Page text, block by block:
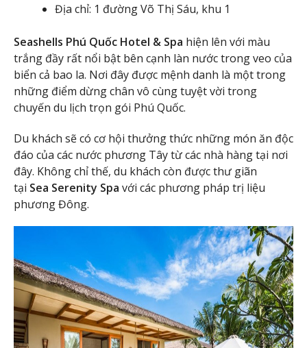
Địa chỉ: 1 đường Võ Thị Sáu, khu 1
Seashells Phú Quốc Hotel & Spa hiện lên với màu
trắng đầy rất nổi bật bên cạnh làn nước trong veo của
biển cả bao la. Nơi đây được mệnh danh là một trong
những điểm dừng chân vô cùng tuyệt vời trong
chuyến du lịch trọn gói Phú Quốc.
Du khách sẽ có cơ hội thưởng thức những món ăn độc
đáo của các nước phương Tây từ các nhà hàng tại nơi
đây. Không chỉ thế, du khách còn được thư giãn
tại Sea Serenity Spa với các phương pháp trị liệu
phương Đông.